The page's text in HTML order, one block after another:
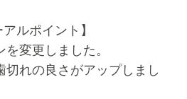
ルポイント】
変更しました。
切れの良さがアップしまし